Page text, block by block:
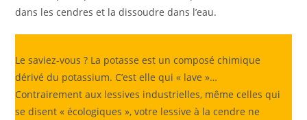
dans les cendres et la dissoudre dans l’eau.
Le saviez-vous ? La potasse est un composé chimique
dérivé du potassium. C’est elle qui « lave »…
Contrairement aux lessives industrielles, même celles qui
se disent « écologiques », votre lessive à la cendre ne